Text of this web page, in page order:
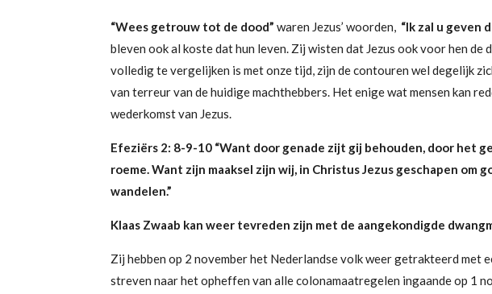
“Wees getrouw tot de dood” waren Jezus’ woorden, “Ik zal u geven
bleven ook al koste dat hun leven. Zij wisten dat Jezus ook voor hen
volledig te vergelijken is met onze tijd, zijn de contouren wel degelijk
van terreur van de huidige machthebbers. Het enige wat mensen kan
wederkomst van Jezus.
Efeziërs 2: 8-9-10 “Want door genade zijt gij behouden, door het
roeme. Want zijn maaksel zijn wij, in Christus Jezus geschapen
wandelen.”
Klaas Zwaab kan weer tevreden zijn met de aangekondigde
Zij hebben op 2 november het Nederlandse volk weer getrakteerd met
streven naar het opheffen van alle colonamaatregelen ingaandeop 1